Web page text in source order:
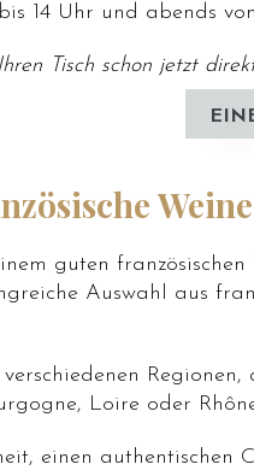
14 Uhr und abends
Tisch schon jetzt
guten
Auswahl aus
Loire oder
einen authentischen